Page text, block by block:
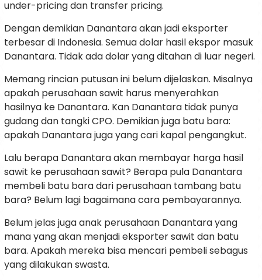
under-pricing dan transfer pricing.
Dengan demikian Danantara akan jadi eksporter
terbesar di Indonesia. Semua dolar hasil ekspor masuk
Danantara. Tidak ada dolar yang ditahan di luar negeri.
Memang rincian putusan ini belum dijelaskan. Misalnya
apakah perusahaan sawit harus menyerahkan
hasilnya ke Danantara. Kan Danantara tidak punya
gudang dan tangki CPO. Demikian juga batu bara:
apakah Danantara juga yang cari kapal pengangkut.
Lalu berapa Danantara akan membayar harga hasil
sawit ke perusahaan sawit? Berapa pula Danantara
membeli batu bara dari perusahaan tambang batu
bara? Belum lagi bagaimana cara pembayarannya.
Belum jelas juga anak perusahaan Danantara yang
mana yang akan menjadi eksporter sawit dan batu
bara. Apakah mereka bisa mencari pembeli sebagus
yang dilakukan swasta.